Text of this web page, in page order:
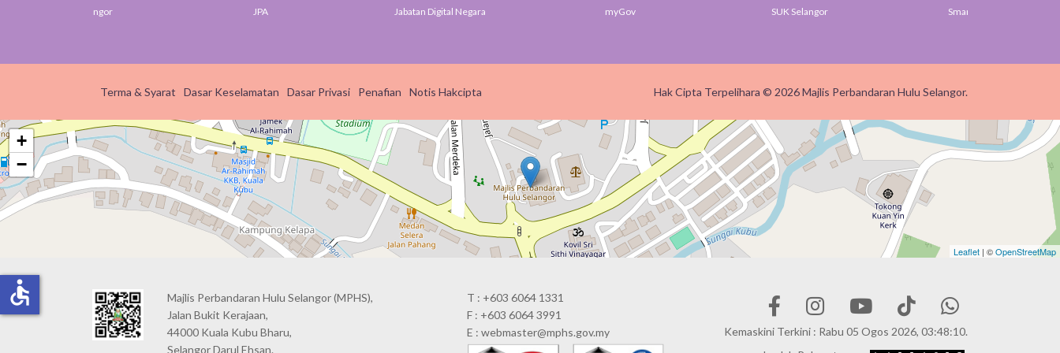
Jabatan Digital Negara
Terma & Syarat Dasar Keselamatan Dasar Privasi Penafian Notis Hakcipta Hak Cipta Terpelihara © 2026 Majlis Perbandaran Hulu Selangor.
+
−
Leaflet | ©OpenStreetMap
Majlis Perbandaran Hulu Selangor (MPHS),
Jalan Bukit Kerajaan,
44000 Kuala Kubu Bharu,
Selangor Darul Ehsan.
T : +603 6064 1331
F : +603 6064 3991
E : webmaster@mphs.gov.my
Kemaskini Terkini : Rabu 05 Ogos 2026, 03:48:10.
accessible